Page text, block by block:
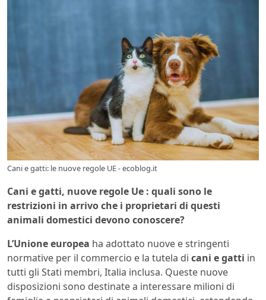
Cani e gatti: le nuove regole UE - ecoblog.it
Cani e gatti, nuove regole Ue : quali sono le
restrizioni in arrivo che i proprietari di questi
animali domestici devono conoscere?
L’Unione europea ha adottato nuove e stringenti
normative per il commercio e la tutela di cani e gatti in
tutti gli Stati membri, Italia inclusa. Queste nuove
disposizioni sono destinate a interessare milioni di